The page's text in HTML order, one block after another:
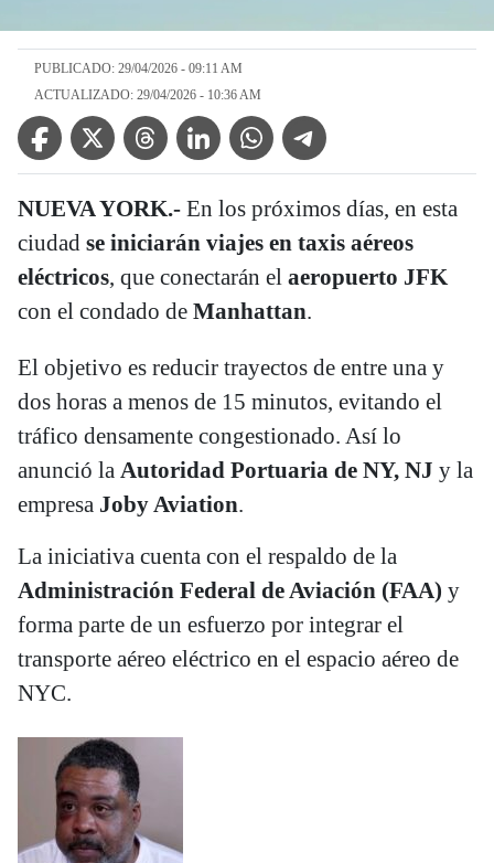
PUBLICADO: 29/04/2026 - 09:11 AM
ACTUALIZADO: 29/04/2026 - 10:36 AM
Facebook IconTwitter IconThreads IconLinkedin IconWhatsApp IconTelegram Icon
NUEVA YORK.- En los próximos días, en esta
ciudad se iniciarán viajes en taxis aéreos
eléctricos, que conectarán el aeropuerto JFK
con el condado de Manhattan.
El objetivo es reducir trayectos de entre una y
dos horas a menos de 15 minutos, evitando el
tráfico densamente congestionado. Así lo
anunció la Autoridad Portuaria de NY, NJ y la
empresa Joby Aviation.
La iniciativa cuenta con el respaldo de la
Administración Federal de Aviación (FAA) y
forma parte de un esfuerzo por integrar el
transporte aéreo eléctrico en el espacio aéreo de
NYC.